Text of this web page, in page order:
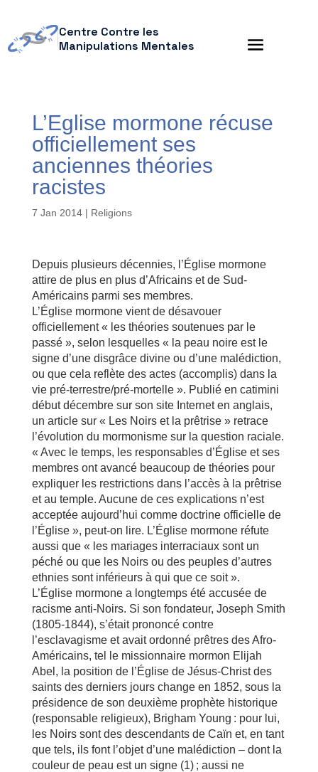
Centre Contre les
Manipulations Mentales
L’Eglise mormone récuse
officiellement ses
anciennes théories
racistes
7 Jan 2014| Religions
Depuis plusieurs décennies, l’Église mormone
attire de plus en plus d’Africains et de Sud-
Américains parmi ses membres.
L’Église mormone vient de désavouer
officiellement « les théories soutenues par le
passé », selon lesquelles « la peau noire est le
signe d’une disgrâce divine ou d’une malédiction,
ou que cela reflète des actes (accomplis) dans la
vie pré-terrestre/pré-mortelle ». Publié en catimini
début décembre sur son site Internet en anglais,
un article sur « Les Noirs et la prêtrise » retrace
l’évolution du mormonisme sur la question raciale.
« Avec le temps, les responsables d’Église et ses
membres ont avancé beaucoup de théories pour
expliquer les restrictions dans l’accès à la prêtrise
et au temple. Aucune de ces explications n’est
acceptée aujourd’hui comme doctrine officielle de
l’Église », peut-on lire. L’Église mormone réfute
aussi que « les mariages interraciaux sont un
péché ou que les Noirs ou des peuples d’autres
ethnies sont inférieurs à qui que ce soit ».
L’Église mormone a longtemps été accusée de
racisme anti-Noirs. Si son fondateur, Joseph Smith
(1805-1844), s’était prononcé contre
l’esclavagisme et avait ordonné prêtres des Afro-
Américains, tel le missionnaire mormon Elijah
Abel, la position de l’Église de Jésus-Christ des
saints des derniers jours change en 1852, sous la
présidence de son deuxième prophète historique
(responsable religieux), Brigham Young : pour lui,
les Noirs sont des descendants de Caïn et, en tant
que tels, ils font l’objet d’une malédiction – dont la
couleur de peau est un signe (1) ; aussi ne